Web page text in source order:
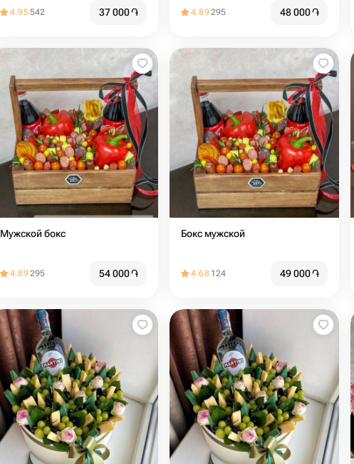
4.95542 37 000֏ 4.89295 48 000֏
Мужской бокс
4.89295 54 000֏
Бокс мужской
4.68 124 49 000֏